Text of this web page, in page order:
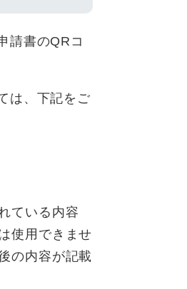
請書のQRコ
は、下記をご
ている内容
使用できませ
の内容が記載